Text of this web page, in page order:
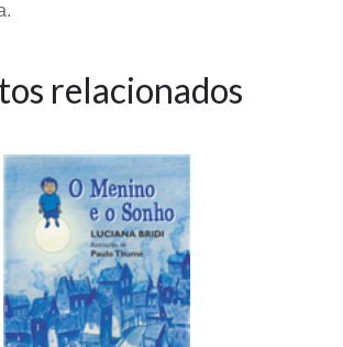
relacionados